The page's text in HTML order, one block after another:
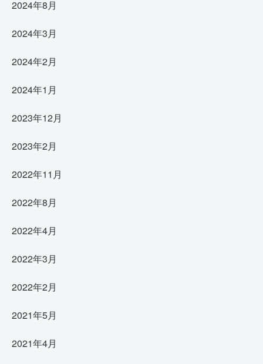
2024年8月
2024年3月
2024年2月
2024年1月
2023年12月
2023年2月
2022年11月
2022年8月
2022年4月
2022年3月
2022年2月
2021年5月
2021年4月